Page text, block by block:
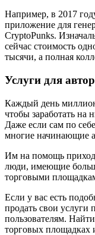
Например, в 2017
приложение для
CryptoPunks.
сейчас стоимость
тысячи, а полная
Услуги для
Каждый день
чтобы заработать на
Даже если сам по
многие начинающие
Им на помощь
люди, имеющие
торговыми
Если у вас есть
продать свои
пользователям.
торговых площадках